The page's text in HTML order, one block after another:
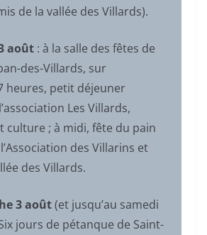
de la vallée des Villards).
août: à la salle des fêtes de
des-Villards, sur
heures, petit déjeuner
Les Villards,
culture ; à midi, fête du pain
des Villarins et
des Villards.
3 août(et jusqu’au samedi
jours de pétanque de Saint-